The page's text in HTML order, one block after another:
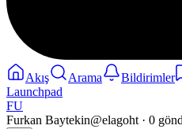
Akış Arama Bildirimler
Launchpad
FU
Furkan Baytekin@elagoht · 0